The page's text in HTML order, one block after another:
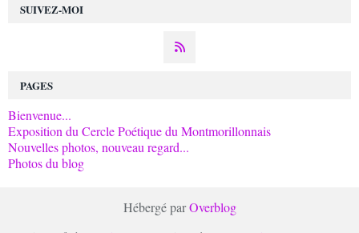
SUIVEZ-MOI
PAGES
Bienvenue...
Exposition du Cercle Poétique du Montmorillonnais
Nouvelles photos, nouveau regard...
Photos du blog
Hébergé parOverblog